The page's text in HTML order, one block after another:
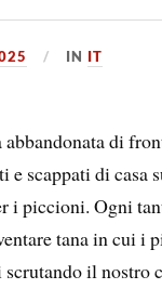
IN IT
di
e scappati di casa
i piccioni. Ogni
tana in cui
il nostro